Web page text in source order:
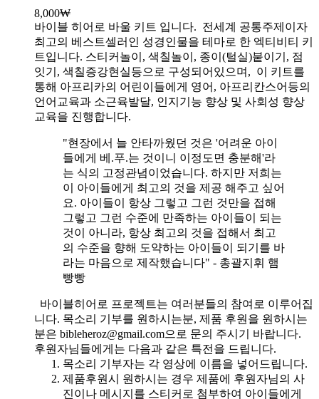
8,000₩
바이블 히어로 바울 키트 입니다. 전세계 공통주제이자
최고의 베스트셀러인 성경인물을 테마로 한 엑티비티 키
트입니다. 스티커놀이, 색칠놀이, 종이(털실)붙이기, 점
잇기, 색칠증강현실등으로 구성되어있으며, 이 키트를
통해 아프리카의 어린이들에게 영어, 아프리칸스어등의
언어교육과 소근육발달, 인지기능 향상 및 사회성 향상
교육을 진행합니다.
"현장에서 늘 안타까웠던 것은 '어려운 아이
들에게 베.푸.는 것이니 이정도면 충분해'라
는 식의 고정관념이었습니다. 하지만 저희는
이 아이들에게 최고의 것을 제공 해주고 싶어
요. 아이들이 항상 그렇고 그런 것만을 접해
그렇고 그런 수준에 만족하는 아이들이 되는
것이 아니라, 항상 최고의 것을 접해서 최고
의 수준을 향해 도약하는 아이들이 되기를 바
라는 마음으로 제작했습니다" - 총괄지휘 햄
빵빵
바이블히어로 프로젝트는 여러분들의 참여로 이루어집
니다. 목소리 기부를 원하시는분, 제품 후원을 원하시는
분은 bibleheroz@gmail.com으로 문의 주시기 바랍니다.
후원자님들에게는 다음과 같은 특전을 드립니다.
목소리 기부자는 각 영상에 이름을 넣어드립니다.
제품후원시 원하시는 경우 제품에 후원자님의 사
진이나 메시지를 스티커로 첨부하여 아이들에게